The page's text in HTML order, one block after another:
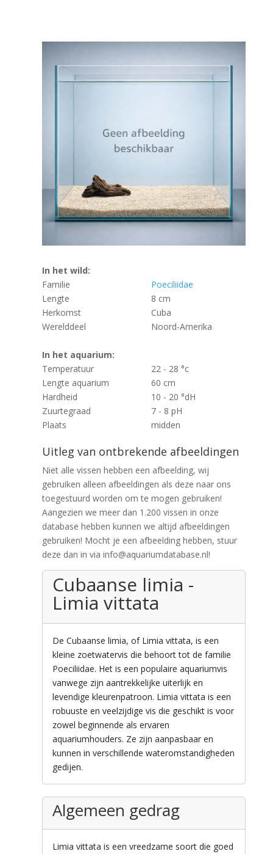
In het wild:
Familie
Poeciliidae
Lengte
8 cm
Herkomst
Cuba
Werelddeel
Noord-Amerika
In het aquarium:
Temperatuur
22 - 28 °c
Lengte aquarium
60 cm
Hardheid
10 - 20 °dH
Zuurtegraad
7 - 8 pH
Plaats
midden
Uitleg van ontbrekende afbeeldingen
Niet alle vissen hebben een afbeelding, wij
gebruiken alleen afbeeldingen als deze naar ons
toegestuurd worden om te mogen gebruiken!
Aangezien we meer dan 1.200 vissen in onze
database hebben kunnen we altijd afbeeldingen
gebruiken! Mocht je een afbeelding hebben, stuur
deze dan in via info@aquariumdatabase.nl!
Cubaanse limia -
Limia vittata
De Cubaanse limia, of Limia vittata, is een
kleine zoetwatervis die behoort tot de familie
Poeciliidae. Het is een populaire aquariumvis
vanwege zijn aantrekkelijke uiterlijk en
levendige kleurenpatroon. Limia vittata is een
robuuste en veelzijdige vis die geschikt is voor
zowel beginnende als ervaren
aquariumhouders. Ze zijn aanpasbaar en
kunnen in verschillende wateromstandigheden
gedijen.
Algemeen gedrag
Limia vittata is een vreedzame soort die goed